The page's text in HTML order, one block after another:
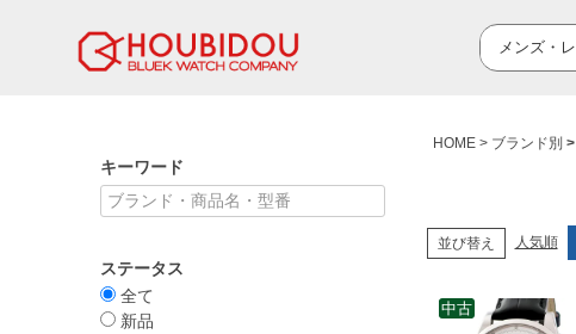
キーワード
ステータス
全て
新品
HOME ブランド別
並び替え 人気順
中古